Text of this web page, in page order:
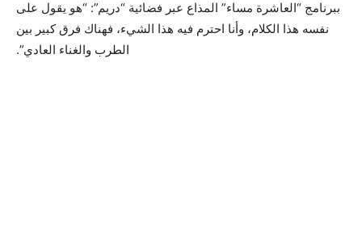
ببرنامج “العاشرة مساء” المذاع عبر فضائية “دريم”: “هو يقول على
نفسه هذا الكلام، وأنا احترم فيه هذا الشيء، فهناك فرق كبير بين
الطرب والغناء العادي”.